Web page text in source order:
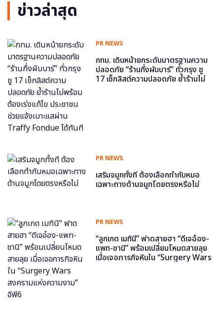
ข่าวล่าสุด
PR NEWS
กทม. เดินหน้ายกระดับมาตรฐานความ
ปลอดภัย “ร้านกึ่งผับบาร์” ทั่วกรุง ชู
17 เช็กลิสต์ความปลอดภัย ย้ำร้านไม่
PR NEWS
เสริมจมูกทั้งที ต้องเลือกทำกับหมอ
เฉพาะทางด้านจมูกโดยตรงหรือไม่
PR NEWS
“ลูกเกด เมทินี” ฟาดสายฮา “ดีเจอ๋อง-
แพท-ซานิ” พร้อมเปลี่ยนโหมดสายลุย
เมื่อเจอภารกิจหินใน “Surgery Wars